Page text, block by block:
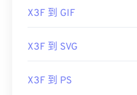
X3F 到 GIF
X3F 到 SVG
X3F 到 PS